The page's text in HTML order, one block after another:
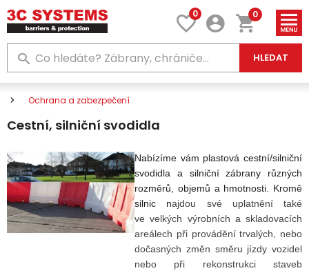
0
HLEDAT
0
Ochrana a zabezpečení
Cestní, silniční svodidla
Nabízíme vám plastová cestní/silniční
svodidla a silniční zábrany
různých
rozměrů, objemů a hmotnosti. Kromě
silnic najdou své uplatnění také
ve velkých výrobních a skladovacích
areálech při provádění trvalých, nebo
dočasných změn směru jízdy vozidel
nebo při rekonstrukci staveb